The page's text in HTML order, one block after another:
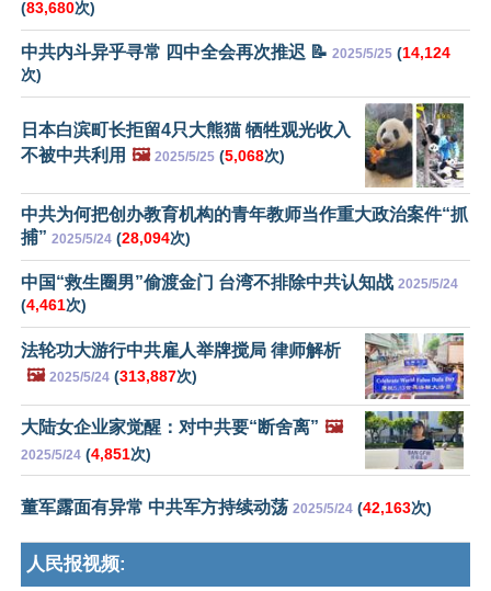
(83,680次)
中共内斗异乎寻常 四中全会再次推迟 📝 2025/5/25 (14,124
次)
日本白滨町长拒留4只大熊猫 牺牲观光收入
不被中共利用 🖼️ 2025/5/25 (5,068次)
中共为何把创办教育机构的青年教师当作重大政治案件“抓
捕” 2025/5/24 (28,094次)
中国“救生圈男”偷渡金门 台湾不排除中共认知战 2025/5/24
(4,461次)
法轮功大游行中共雇人举牌搅局 律师解析
🖼️ 2025/5/24 (313,887次)
大陆女企业家觉醒：对中共要“断舍离” 🖼️
2025/5/24 (4,851次)
董军露面有异常 中共军方持续动荡 2025/5/24 (42,163次)
人民报视频: